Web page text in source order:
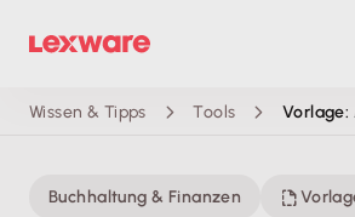
Wissen & Tipps Tools Vorlage:
Buchhaltung & Finanzen